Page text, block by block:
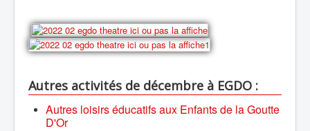
Autres activités de décembre à EGDO :
Autres loisirs éducatifsaux Enfants de la Goutte
D'Or